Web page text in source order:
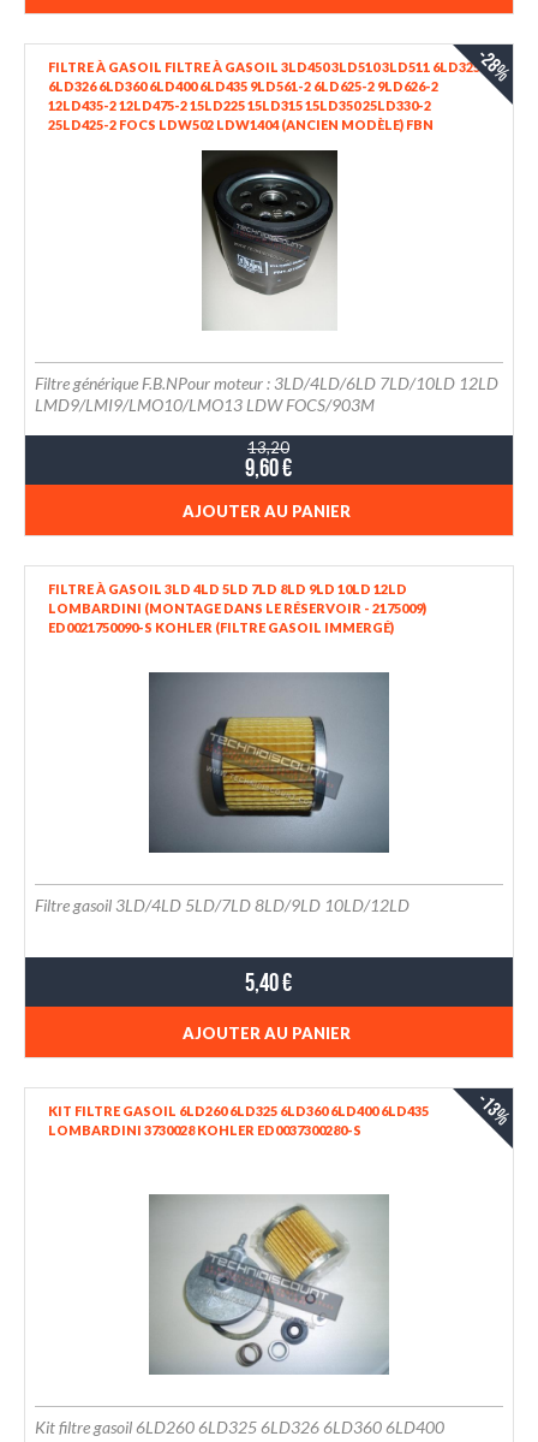
FILTRE À GASOIL FILTRE À GASOIL 3LD450 3LD510 3LD511 6LD325
6LD326 6LD360 6LD400 6LD435 9LD561-2 6LD625-2 9LD626-2
12LD435-2 12LD475-2 15LD225 15LD315 15LD350 25LD330-2
25LD425-2 FOCS LDW502 LDW1404 (ANCIEN MODÈLE) FBN
-28%
Filtre générique F.B.NPour moteur : 3LD/4LD/6LD 7LD/10LD 12LD
LMD9/LMI9/LMO10/LMO13 LDW FOCS/903M
13,20
9,60 €
AJOUTER AU PANIER
FILTRE À GASOIL 3LD 4LD 5LD 7LD 8LD 9LD 10LD 12LD
LOMBARDINI (MONTAGE DANS LE RÉSERVOIR - 2175009)
ED0021750090-S KOHLER (FILTRE GASOIL IMMERGÉ)
Filtre gasoil 3LD/4LD 5LD/7LD 8LD/9LD 10LD/12LD
5,40 €
AJOUTER AU PANIER
KIT FILTRE GASOIL 6LD260 6LD325 6LD360 6LD400 6LD435
LOMBARDINI 3730028 KOHLER ED0037300280-S
-13%
Kit filtre gasoil 6LD260 6LD325 6LD326 6LD360 6LD400